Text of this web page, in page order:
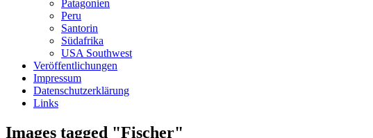
Patagonien
Peru
Santorin
Südafrika
USA Southwest
Veröffentlichungen
Impressum
Datenschutzerklärung
Links
Images tagged "Fischer"